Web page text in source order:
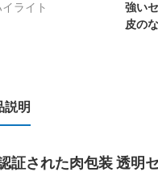
ライト 強い
皮の
説明
証された肉包装 透明